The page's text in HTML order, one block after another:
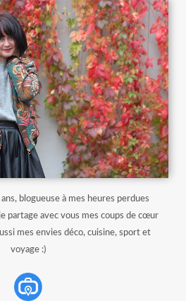
blogueuse à mes heures perdues
partage avec vous mes coups de cœur
mes envies déco, cuisine, sport et
voyage :)